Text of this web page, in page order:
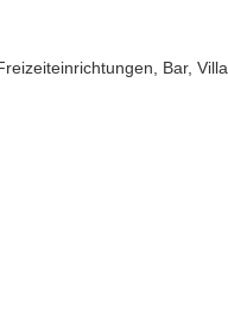
Bar, Villa